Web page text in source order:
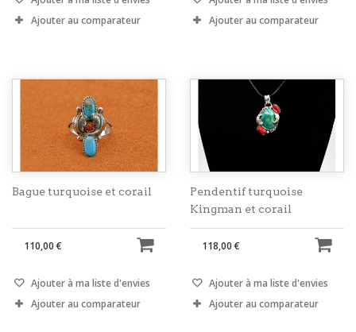
Ajouter au comparateur
Ajouter au comparateur
Bague turquoise et corail
110,00 €
Ajouter à ma liste d'envies
Ajouter au comparateur
Pendentif turquoise
Kingman et corail
118,00 €
Ajouter à ma liste d'envies
Ajouter au comparateur